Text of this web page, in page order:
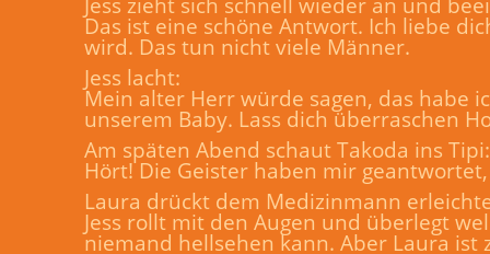
Das ist eine schöne Antwort. Ich liebe
wird. Das tun nicht viele Männer.
Jess lacht:
Mein alter Herr würde sagen, das habe
unserem Baby. Lass dich überraschen
Am späten Abend schaut Takoda ins Tipi:
Hört! Die Geister haben mir
Laura drückt dem Medizinmann
Jess rollt mit den Augen und überlegt
niemand hellsehen kann. Aber Laura